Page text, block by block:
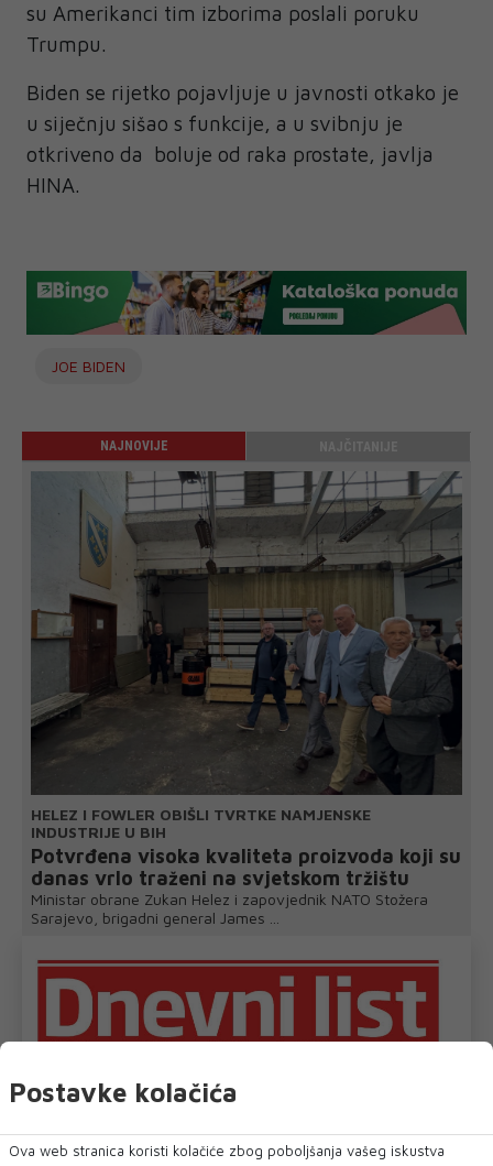
su Amerikanci tim izborima poslali poruku
Trumpu.
Biden se rijetko pojavljuje u javnosti otkako je
u siječnju sišao s funkcije, a u svibnju je
otkriveno da boluje od raka prostate, javlja
HINA.
JOE BIDEN
NAJNOVIJE
HELEZ I FOWLER OBIŠLI TVRTKE NAMJENSKE
INDUSTRIJE U BIH
Potvrđena visoka kvaliteta proizvoda koji su
danas vrlo traženi na svjetskom tržištu
Ministar obrane Zukan Helez i zapovjednik NATO Stožera
Sarajevo, brigadni general James ...
Postavke kolačića
Ova web stranica koristi kolačiće zbog poboljšanja vašeg iskustva